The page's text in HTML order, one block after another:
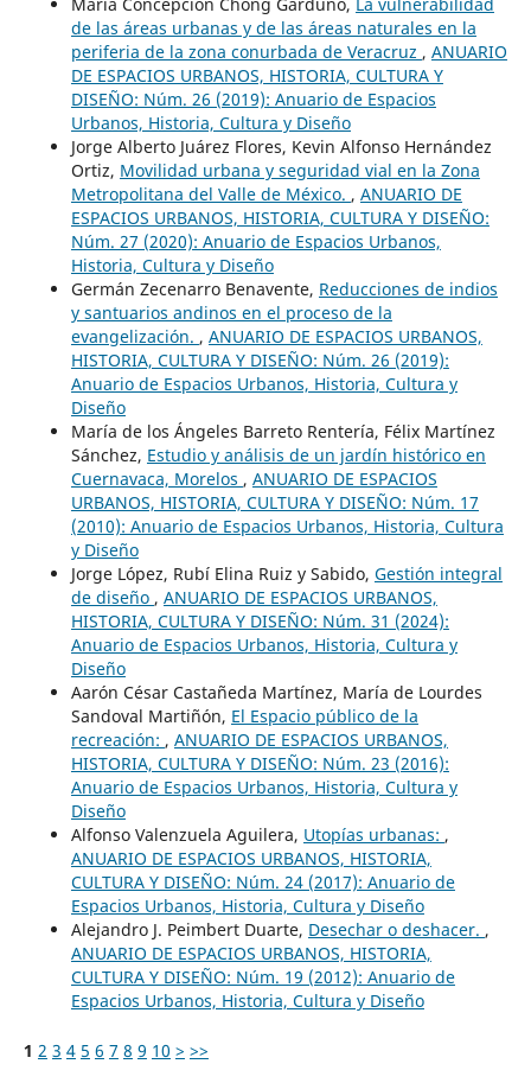
de las áreas urbanas y de las áreas naturales en la
periferia de la zona conurbada de Veracruz , ANUARIO
DE ESPACIOS URBANOS, HISTORIA, CULTURA Y
DISEÑO: Núm. 26 (2019): Anuario de Espacios
Urbanos, Historia, Cultura y Diseño
Jorge Alberto Juárez Flores, Kevin Alfonso Hernández
Ortiz, Movilidad urbana y seguridad vial en la Zona
Metropolitana del Valle de México. , ANUARIO DE
ESPACIOS URBANOS, HISTORIA, CULTURA Y DISEÑO:
Núm. 27 (2020): Anuario de Espacios Urbanos,
Historia, Cultura y Diseño
Germán Zecenarro Benavente, Reducciones de indios
y santuarios andinos en el proceso de la
evangelización. , ANUARIO DE ESPACIOS URBANOS,
HISTORIA, CULTURA Y DISEÑO: Núm. 26 (2019):
Anuario de Espacios Urbanos, Historia, Cultura y
Diseño
María de los Ángeles Barreto Rentería, Félix Martínez
Sánchez, Estudio y análisis de un jardín histórico en
Cuernavaca, Morelos , ANUARIO DE ESPACIOS
URBANOS, HISTORIA, CULTURA Y DISEÑO: Núm. 17
(2010): Anuario de Espacios Urbanos, Historia, Cultura
y Diseño
Jorge López, Rubí Elina Ruiz y Sabido, Gestión integral
de diseño , ANUARIO DE ESPACIOS URBANOS,
HISTORIA, CULTURA Y DISEÑO: Núm. 31 (2024):
Anuario de Espacios Urbanos, Historia, Cultura y
Diseño
Aarón César Castañeda Martínez, María de Lourdes
Sandoval Martiñón, El Espacio público de la
recreación: , ANUARIO DE ESPACIOS URBANOS,
HISTORIA, CULTURA Y DISEÑO: Núm. 23 (2016):
Anuario de Espacios Urbanos, Historia, Cultura y
Diseño
Alfonso Valenzuela Aguilera, Utopías urbanas: ,
ANUARIO DE ESPACIOS URBANOS, HISTORIA,
CULTURA Y DISEÑO: Núm. 24 (2017): Anuario de
Espacios Urbanos, Historia, Cultura y Diseño
Alejandro J. Peimbert Duarte, Desechar o deshacer. ,
ANUARIO DE ESPACIOS URBANOS, HISTORIA,
CULTURA Y DISEÑO: Núm. 19 (2012): Anuario de
Espacios Urbanos, Historia, Cultura y Diseño
1 2 3 4 5 6 7 8 9 10 > >>